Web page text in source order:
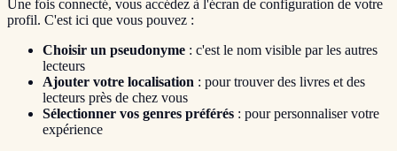
Une fois connecté, vous accédez à l'écran de configuration de votre
profil. C'est ici que vous pouvez :
Choisir un pseudonyme : c'est le nom visible par les autres
lecteurs
Ajouter votre localisation : pour trouver des livres et des
lecteurs près de chez vous
Sélectionner vos genres préférés : pour personnaliser votre
expérience